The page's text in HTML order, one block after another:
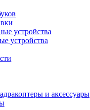
устройства
устройства
и аксессуары